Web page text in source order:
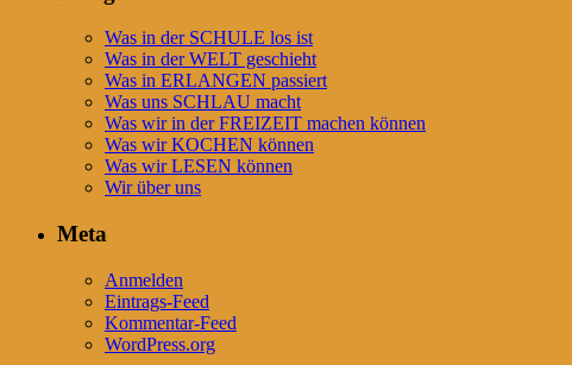
Was in der SCHULE los ist
Was in der WELT geschieht
Was in ERLANGEN passiert
Was uns SCHLAU macht
Was wir in der FREIZEIT machen können
Was wir KOCHEN können
Was wir LESEN können
Wir über uns
Meta
Anmelden
Eintrags-Feed
Kommentar-Feed
WordPress.org